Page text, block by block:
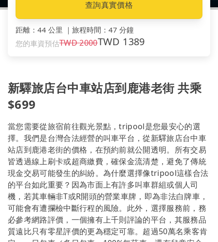
查詢真實價格
距離 ： 44 公里 ｜ 旅程時間 ： 47 分鐘
您的車資預估TWD2000TWD 1389
新驛旅店台中車站店到鹿港老街 共乘
$699
當您需要從旅宿前往觀光景點，tripool是您最安心的選
擇。我們是台灣合法經營的叫車平台，從新驛旅店台中車
站店到鹿港老街的價格，在預約前就公開透明。所有交易
皆透過線上刷卡或超商繳費，確保金流清楚，避免了傳統
現金交易可能發生的糾紛。為什麼選擇像tripool這樣合法
的平台如此重要？因為市面上有許多叫車群組或個人司
機，若其車輛非T或R開頭的營業車牌，即為非法白牌車，
可能會有遭攔檢中斷行程的風險。此外，選擇服務前，務
必參考網路評價，一個擁有上千則評論的平台，其服務品
質遠比只有零星評價的更為穩定可靠。超過50萬名乘客肯